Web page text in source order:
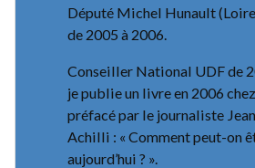
Député Michel Hunault
de 2005 à 2006.
Conseiller National UDF de
je publie un livre en 2006
préfacé par le journaliste
Achilli : « Comment peut-on
aujourd’hui ? ».